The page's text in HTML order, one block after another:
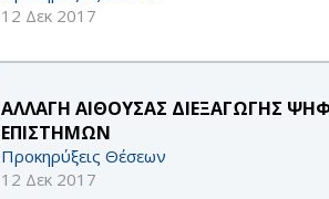
12 Δεκ 2017
ΑΛΛΑΓΗ ΑΙΘΟΥΣΑΣ ΔΙΕΞΑΓΩΓΗΣ
ΕΠΙΣΤΗΜΩΝ
Προκηρύξεις Θέσεων
12 Δεκ 2017